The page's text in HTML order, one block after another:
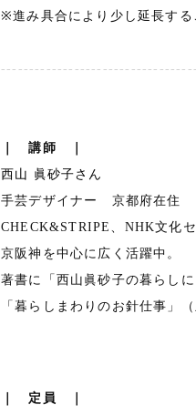
※進み具合により少し延長する
｜ 講師 ｜
西山 眞砂子さん
手芸デザイナー 京都府在住
CHECK&STRIPE、NHK文化
京阪神を中心に広く活躍中。
著書に「西山眞砂子の暮らし
「暮らしまわりのお針仕事」
｜ 定員 ｜